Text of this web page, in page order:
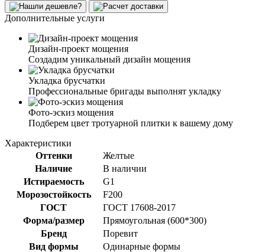
Дополнительные услуги
Дизайн-проект мощения
Создадим уникальный дизайн мощения
Укладка брусчатки
Профессиональные бригады выполнят укладку
Фото-эскиз мощения
Подберем цвет тротуарной плитки к вашему дому
Характеристики
Оттенки
Желтые
Наличие
В наличии
Истираемость
G1
Морозостойкость
F200
ГОСТ
ГОСТ 17608-2017
Форма/размер
Прямоугольная (600*300)
Бренд
Поревит
Вид формы
Одинарные формы